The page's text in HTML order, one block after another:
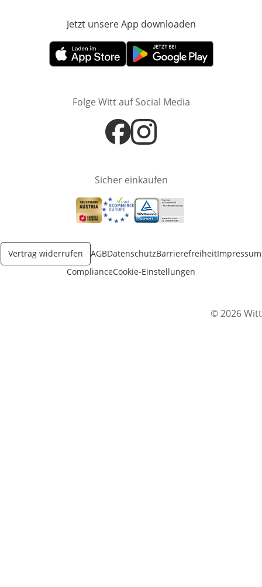
Jetzt unsere App downloaden
Öffnet in neuem FensterÖffnet in neuem Fenster
Folge Witt auf Social Media
Öffnet in neuem Fenster
Öffnet in neuem Fenster
Sicher einkaufen
Öffnet in neuem Fenster
Öffnet in neuem Fenster
Öffnet in neuem Fenster
Vertrag widerrufen AGBDatenschutzBarrierefreiheitImpressum
ComplianceCookie-Einstellungen
© 2026 Witt